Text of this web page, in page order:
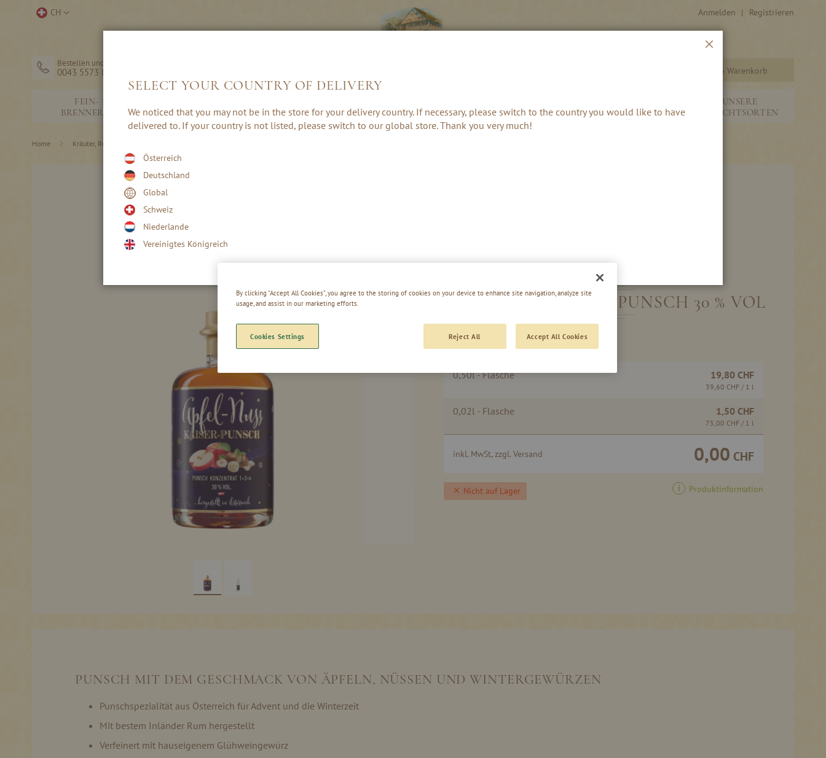
Direkt
Anmelden Registrieren
Store CH
Bestellen und Hilfe
0043 5573 82203 Warenkorb
FEIN-
BRENNEREI
EDELBRÄNDE
CREAMS
& PUNSCH
ZUBEHÖR
SAISONALES
UNSERE
FRUCHTSORTEN
Home Kräuter, Rum & Punsch
APFEL-NUSS KAISER-PUNSCH 30 % VOL
Produkte
0,50l - Flasche 19,80 CHF
39,60 CHF / 1 l
0,02l - Flasche 1,50 CHF
75,00 CHF / 1 l
inkl. MwSt, zzgl. Versand 0,00 CHF
Nicht auf Lager Produktinformation
PUNSCH MIT DEM GESCHMACK VON ÄPFELN, NÜSSEN UND WINTERGEWÜRZEN
Punschspezialität aus Österreich für Advent und die Winterzeit
Mit bestem Inländer Rum hergestellt
Verfeinert mit hauseigenem Glühweingewürz
By clicking “Accept All Cookies”, you agree to the storing of cookies on your device to enhance site navigation, analyze site
usage, and assist in our marketing efforts.
Cookies Settings Reject All Accept All Cookies
SELECT YOUR COUNTRY OF DELIVERY
We noticed that you may not be in the store for your delivery country. If necessary, please switch to the country you would like to have
delivered to. If your country is not listed, please switch to our global store. Thank you very much!
Österreich
Deutschland
Global
Schweiz
Niederlande
Vereinigtes Königreich